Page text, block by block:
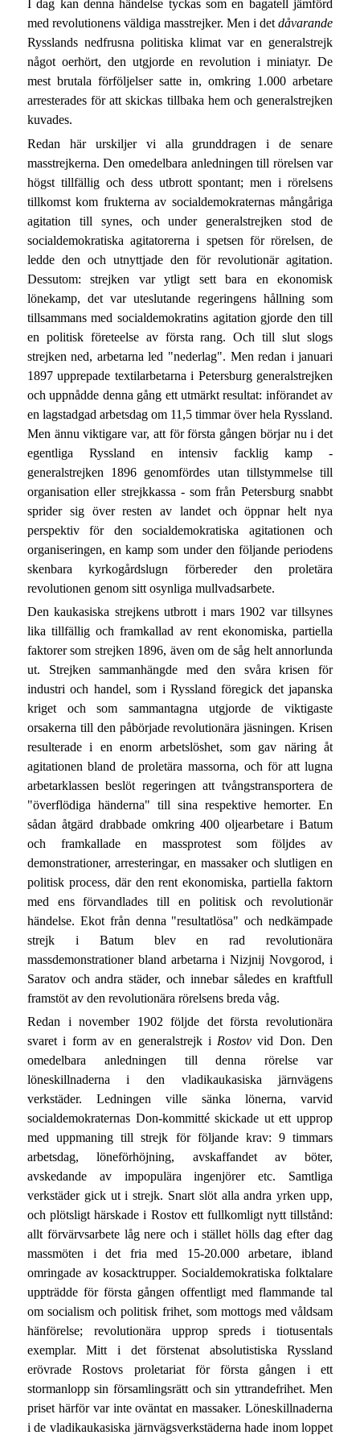
I dag kan denna händelse tyckas som en bagatell jämförd
med revolutionens väldiga masstrejker. Men i detdåvarande
Rysslands nedfrusna politiska klimat var en generalstrejk
något oerhört, den utgjorde en revolution i miniatyr. De
mest brutala förföljelser satte in, omkring 1.000 arbetare
arresterades för att skickas tillbaka hem och generalstrejken
kuvades.
Redan här urskiljer vi alla grunddragen i de senare
masstrejkerna. Den omedelbara anledningen till rörelsen var
högst tillfällig och dess utbrott spontant; men i rörelsens
tillkomst kom frukterna av socialdemokraternas mångåriga
agitation till synes, och under generalstrejken stod de
socialdemokratiska agitatorerna i spetsen för rörelsen, de
ledde den och utnyttjade den för revolutionär agitation.
Dessutom: strejken var ytligt sett bara en ekonomisk
lönekamp, det var uteslutande regeringens hållning som
tillsammans med socialdemokratins agitation gjorde den till
en politisk företeelse av första rang. Och till slut slogs
strejken ned, arbetarna led "nederlag". Men redan i januari
1897 upprepade textilarbetarna i Petersburg generalstrejken
och uppnådde denna gång ett utmärkt resultat: införandet av
en lagstadgad arbetsdag om 11,5 timmar över hela Ryssland.
Men ännu viktigare var, att för första gången börjar nu i det
egentliga Ryssland en intensiv facklig kamp -
generalstrejken 1896 genomfördes utan tillstymmelse till
organisation eller strejkkassa - som från Petersburg snabbt
sprider sig över resten av landet och öppnar helt nya
perspektiv för den socialdemokratiska agitationen och
organiseringen, en kamp som under den följande periodens
skenbara kyrkogårdslugn förbereder den proletära
revolutionen genom sitt osynliga mullvadsarbete.
Den kaukasiska strejkens utbrott i mars 1902 var tillsynes
lika tillfällig och framkallad av rent ekonomiska, partiella
faktorer som strejken 1896, även om de såg helt annorlunda
ut. Strejken sammanhängde med den svåra krisen för
industri och handel, som i Ryssland föregick det japanska
kriget och som sammantagna utgjorde de viktigaste
orsakerna till den påbörjade revolutionära jäsningen. Krisen
resulterade i en enorm arbetslöshet, som gav näring åt
agitationen bland de proletära massorna, och för att lugna
arbetarklassen beslöt regeringen att tvångstransportera de
"överflödiga händerna" till sina respektive hemorter. En
sådan åtgärd drabbade omkring 400 oljearbetare i Batum
och framkallade en massprotest som följdes av
demonstrationer, arresteringar, en massaker och slutligen en
politisk process, där den rent ekonomiska, partiella faktorn
med ens förvandlades till en politisk och revolutionär
händelse. Ekot från denna "resultatlösa" och nedkämpade
strejk i Batum blev en rad revolutionära
massdemonstrationer bland arbetarna i Nizjnij Novgorod, i
Saratov och andra städer, och innebar således en kraftfull
framstöt av den revolutionära rörelsens breda våg.
Redan i november 1902 följde det första revolutionära
svaret i form av en generalstrejk iRostov vid Don. Den
omedelbara anledningen till denna rörelse var
löneskillnaderna i den vladikaukasiska järnvägens
verkstäder. Ledningen ville sänka lönerna, varvid
socialdemokraternas Don-kommitté skickade ut ett upprop
med uppmaning till strejk för följande krav: 9 timmars
arbetsdag, löneförhöjning, avskaffandet av böter,
avskedande av impopulära ingenjörer etc. Samtliga
verkstäder gick ut i strejk. Snart slöt alla andra yrken upp,
och plötsligt härskade i Rostov ett fullkomligt nytt tillstånd:
allt förvärvsarbete låg nere och i stället hölls dag efter dag
massmöten i det fria med 15-20.000 arbetare, ibland
omringade av kosacktrupper. Socialdemokratiska folktalare
uppträdde för första gången offentligt med flammande tal
om socialism och politisk frihet, som mottogs med våldsam
hänförelse; revolutionära upprop spreds i tiotusentals
exemplar. Mitt i det förstenat absolutistiska Ryssland
erövrade Rostovs proletariat för första gången i ett
stormanlopp sin församlingsrätt och sin yttrandefrihet. Men
priset härför var inte oväntat en massaker. Löneskillnaderna
i de vladikaukasiska järnvägsverkstäderna hade inom loppet